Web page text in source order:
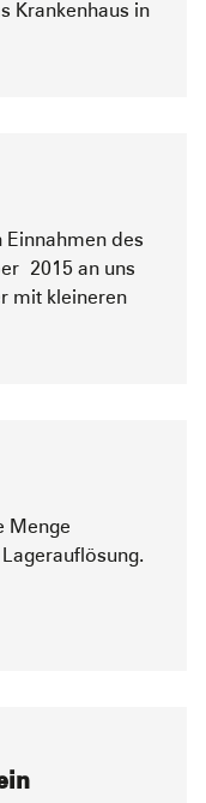
Krankenhaus in
des
2015 an uns
mit kleineren
Menge